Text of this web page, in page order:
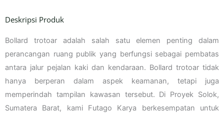
Deskripsi Produk
Bollard trotoar adalah salah satu elemen penting dalam
perancangan ruang publik yang berfungsi sebagai pembatas
antara jalur pejalan kaki dan kendaraan. Bollard trotoar tidak
hanya berperan dalam aspek keamanan, tetapi juga
memperindah tampilan kawasan tersebut. Di Proyek Solok,
Sumatera Barat, kami Futago Karya berkesempatan untuk